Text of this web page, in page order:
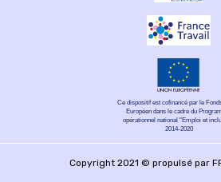
Ce dispositif est cofinancé par le
Européen dans le cadre du
opérationnel national "Emploi et
2014-2020
Copyright 2021 © propulsé par